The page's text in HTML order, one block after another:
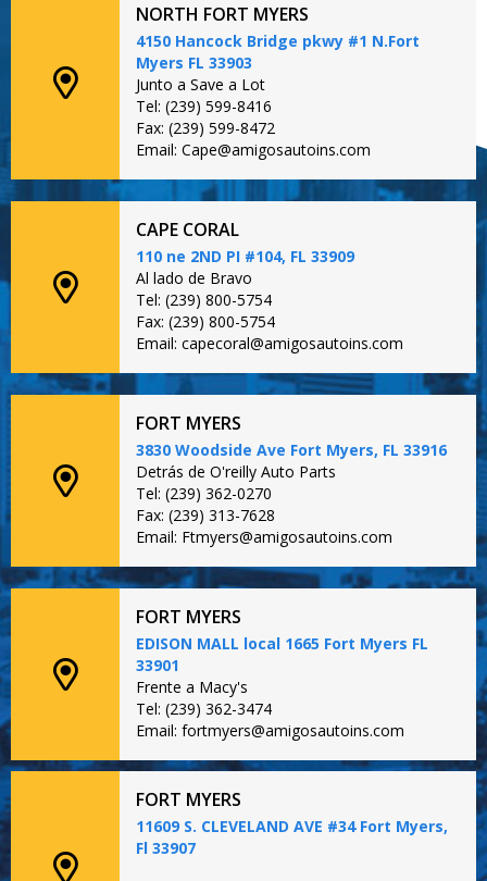
NORTH FORT MYERS
4150 Hancock Bridge pkwy #1 N.Fort
Myers FL 33903
Junto a Save a Lot
Tel: (239) 599-8416
Fax: (239) 599-8472
Email: Cape@amigosautoins.com
CAPE CORAL
110 ne 2ND PI #104, FL 33909
Al lado de Bravo
Tel: (239) 800-5754
Fax: (239) 800-5754
Email: capecoral@amigosautoins.com
FORT MYERS
3830 Woodside Ave Fort Myers, FL 33916
Detrás de O'reilly Auto Parts
Tel: (239) 362-0270
Fax: (239) 313-7628
Email: Ftmyers@amigosautoins.com
FORT MYERS
EDISON MALL local 1665 Fort Myers FL
33901
Frente a Macy's
Tel: (239) 362-3474
Email: fortmyers@amigosautoins.com
FORT MYERS
11609 S. CLEVELAND AVE #34 Fort Myers,
Fl 33907